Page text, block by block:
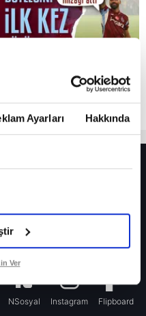
Ayarları Hakkında
Ver
arasında gelmişti
için olay sözler!
NSosyal Instagram Flipboard